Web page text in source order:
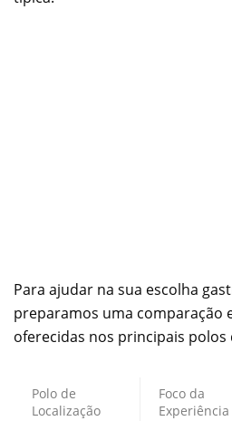
Para ajudar na sua escolha
preparamos uma comparação
oferecidas nos principais polos
Polo de
Localização
Foco da
Experiência